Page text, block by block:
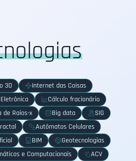
3D
Internet das Coisas
Cálculo fracionário
de Raios-x
Big data
SIG
Autômatos Celulares
BIM
Geotecnologias
e Computacionais
ACV